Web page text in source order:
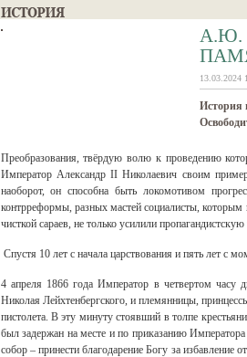
А.Ю.
13.03.2024
История
Преобразования, твёрдую волю к проведению
Император Александр II Николаевич своим
наоборот, он способна быть локомотивом
контрреформы, разных мастей социалисты,
чисткой сараев, не только усилили
Спустя 10 лет с начала царствования и пять лет с
4 апреля 1866 года Император в четвертом часу
Николая Лейхтенбергского, и племянницы,
пистолета. В эту минуту стоявший в толпе
был задержан на месте и по приказанию
собор – принести благодарение Богу за избавление